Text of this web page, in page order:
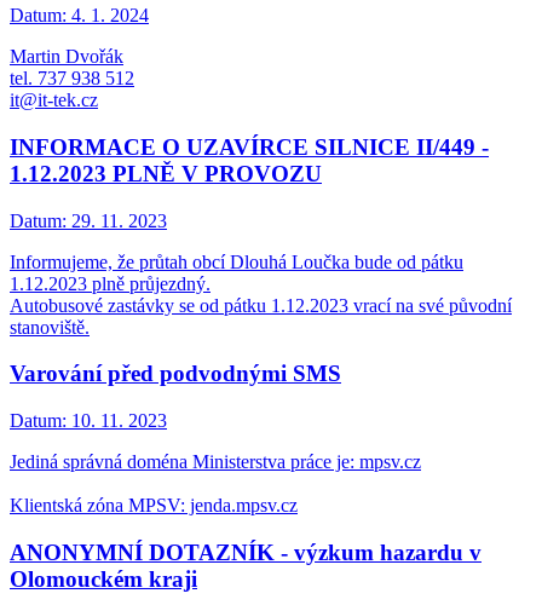
Datum: 4. 1. 2024
Martin Dvořák
tel. 737 938 512
it@it-tek.cz
INFORMACE O UZAVÍRCE SILNICE II/449 -
1.12.2023 PLNĚ V PROVOZU
Datum: 29. 11. 2023
Informujeme, že průtah obcí Dlouhá Loučka bude od pátku
1.12.2023 plně průjezdný.
Autobusové zastávky se od pátku 1.12.2023 vrací na své původní
stanoviště.
Varování před podvodnými SMS
Datum: 10. 11. 2023
Jediná správná doména Ministerstva práce je: mpsv.cz
Klientská zóna MPSV: jenda.mpsv.cz
ANONYMNÍ DOTAZNÍK - výzkum hazardu v
Olomouckém kraji